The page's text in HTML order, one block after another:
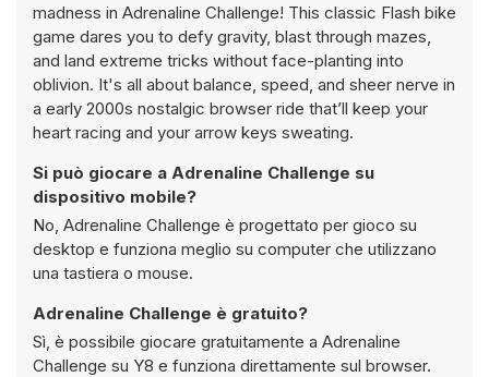
madness in Adrenaline Challenge! This classic Flash bike
game dares you to defy gravity, blast through mazes,
and land extreme tricks without face-planting into
oblivion. It's all about balance, speed, and sheer nerve in
a early 2000s nostalgic browser ride that’ll keep your
heart racing and your arrow keys sweating.
Si può giocare a Adrenaline Challenge su
dispositivo mobile?
No, Adrenaline Challenge è progettato per gioco su
desktop e funziona meglio su computer che utilizzano
una tastiera o mouse.
Adrenaline Challenge è gratuito?
Sì, è possibile giocare gratuitamente a Adrenaline
Challenge su Y8 e funziona direttamente sul browser.